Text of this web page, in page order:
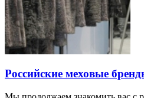
Российские меховые